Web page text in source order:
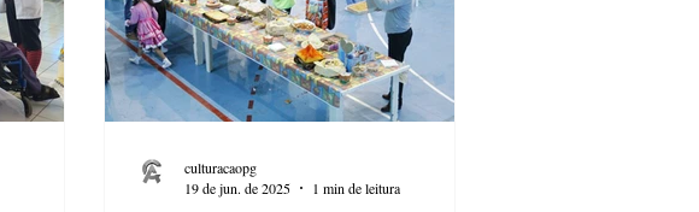
culturacaopg
19 de jun. de 2025
1 min de leitura